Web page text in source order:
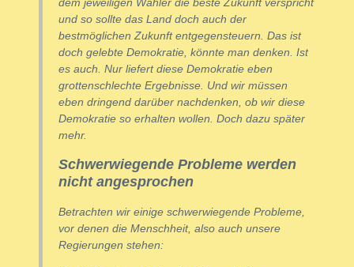
dem jeweiligen Wähler die beste Zukunft verspricht
und so sollte das Land doch auch der
bestmöglichen Zukunft entgegensteuern. Das ist
doch gelebte Demokratie, könnte man denken. Ist
es auch. Nur liefert diese Demokratie eben
grottenschlechte Ergebnisse. Und wir müssen
eben dringend darüber nachdenken, ob wir diese
Demokratie so erhalten wollen. Doch dazu später
mehr.
Schwerwiegende Probleme werden
nicht angesprochen
Betrachten wir einige schwerwiegende Probleme,
vor denen die Menschheit, also auch unsere
Regierungen stehen: